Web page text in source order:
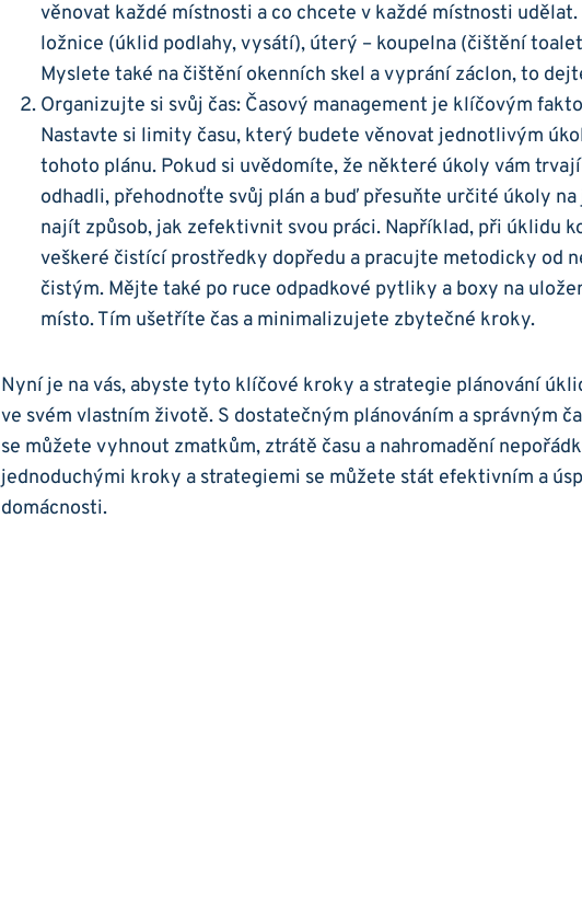
věnovat každé místnosti a co chcete v každé místnosti
ložnice (úklid podlahy, vysátí), úterý – koupelna (čištění
Myslete také na čištění okenních skel a vyprání záclon, to
Organizujte si svůj čas: Časový management je klíčovým
Nastavte si limity času, který budete věnovat jednotlivým
tohoto plánu. Pokud si uvědomíte, že některé úkoly vám
odhadli, přehodnoťte svůj plán a buď přesuňte určité úkoly na
najít způsob, jak zefektivnit svou práci. Například, při úklidu
veškeré čistící prostředky dopředu a pracujte metodicky od
čistým. Mějte také po ruce odpadkové pytliky a boxy na
místo. Tím ušetříte čas a minimalizujete zbytečné kroky.
Nyní je na vás, abyste tyto klíčové kroky a strategie plánování
ve svém vlastním životě. S dostatečným plánováním a správným
se můžete vyhnout zmatkům, ztrátě času a nahromadění
jednoduchými kroky a strategiemi se můžete stát efektivním a
domácnosti.